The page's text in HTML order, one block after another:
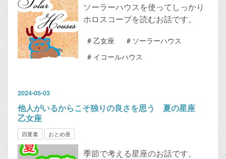
ソーラーハウスを使ってしっかり
ホロスコープを読むお話です。
# 乙女座 # ソーラーハウス
# イコールハウス
2024-05-03
他人がいるからこそ独りの良さを思う 夏の星座
乙女座
四要素 おとめ座
季節で考える星座のお話です。